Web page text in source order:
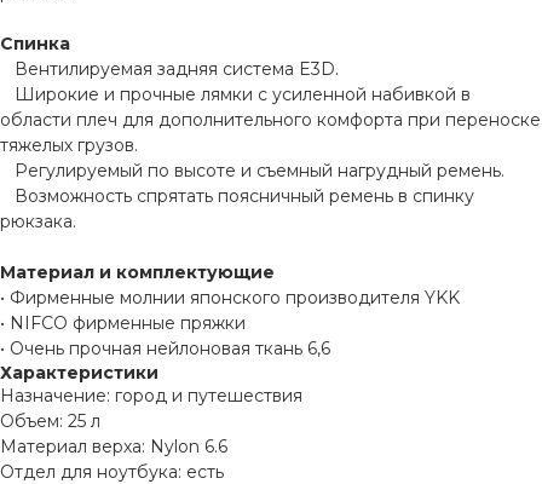
Спинка
Вентилируемая задняя система E3D.
Широкие и прочные лямки с усиленной набивкой в
области плеч для дополнительного комфорта при переноске
тяжелых грузов.
Регулируемый по высоте и съемный нагрудный ремень.
Возможность спрятать поясничный ремень в спинку
рюкзака.
Материал и комплектующие
• Фирменные молнии японского производителя YKK
• NIFCO фирменные пряжки
• Очень прочная нейлоновая ткань 6,6
Характеристики
Назначение: город и путешествия
Объем: 25 л
Материал верха: Nylon 6.6
Отдел для ноутбука: есть